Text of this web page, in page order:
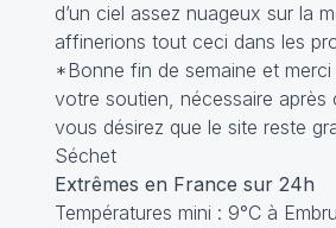
d’un ciel assez nuageux sur la
affinerions tout ceci dans les
*Bonne fin de semaine et merci
votre soutien, nécessaire après
vous désirez que le site reste
Séchet
Extrêmes en France sur 24h
Températures mini : 9°C à